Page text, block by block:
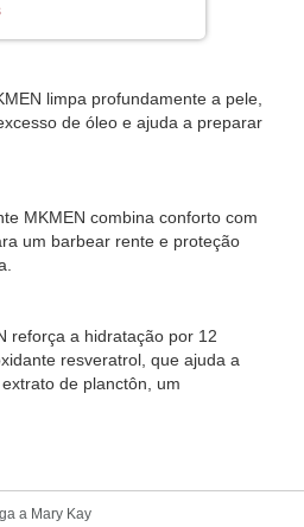
limpa profundamente a pele,
de óleo e ajuda a preparar
MKMEN combina conforto com
um barbear rente e proteção
reforça a hidratação por 12
resveratrol, que ajuda a
de planctôn, um
a Mary Kay